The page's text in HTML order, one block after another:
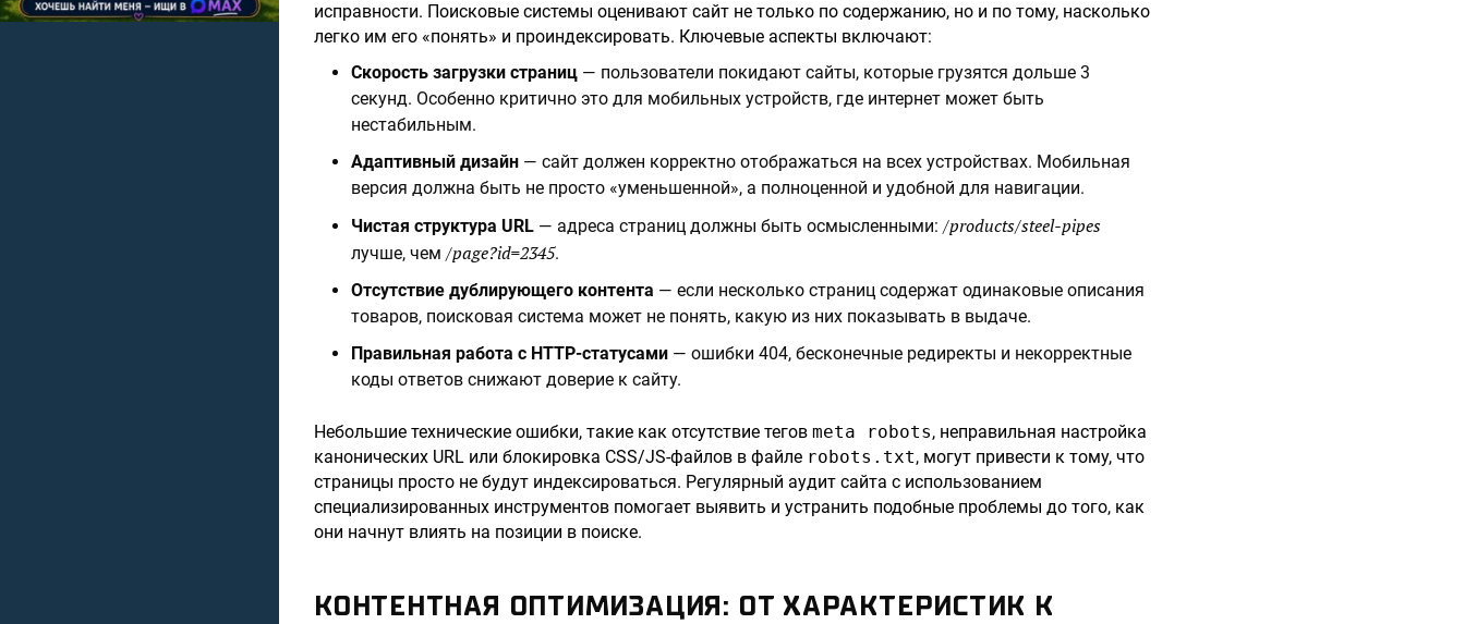
исправности. Поисковые системы оценивают сайт не только по содержанию, но и по тому, насколько
легко им его «понять» и проиндексировать. Ключевые аспекты включают:
Скорость загрузки страниц — пользователи покидают сайты, которые грузятся дольше 3
секунд. Особенно критично это для мобильных устройств, где интернет может быть
нестабильным.
Адаптивный дизайн — сайт должен корректно отображаться на всех устройствах. Мобильная
версия должна быть не просто «уменьшенной», а полноценной и удобной для навигации.
Чистая структура URL — адреса страниц должны быть осмысленными: /products/steel-pipes
лучше, чем /page?id=2345.
Отсутствие дублирующего контента — если несколько страниц содержат одинаковые описания
товаров, поисковая система может не понять, какую из них показывать в выдаче.
Правильная работа с HTTP-статусами — ошибки 404, бесконечные редиректы и некорректные
коды ответов снижают доверие к сайту.
Небольшие технические ошибки, такие как отсутствие тегов meta robots, неправильная настройка
канонических URL или блокировка CSS/JS-файлов в файле robots.txt, могут привести к тому, что
страницы просто не будут индексироваться. Регулярный аудит сайта с использованием
специализированных инструментов помогает выявить и устранить подобные проблемы до того, как
они начнут влиять на позиции в поиске.
КОНТЕНТНАЯ ОПТИМИЗАЦИЯ: ОТ ХАРАКТЕРИСТИК К